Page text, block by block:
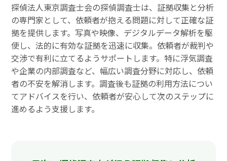
探偵法人東京調査士会の探偵調査士は、証拠収集と分析
の専門家として、依頼者が抱える問題に対して正確な証
拠を提供します。写真や映像、デジタルデータ解析を駆
使し、法的に有効な証拠を迅速に収集。依頼者が裁判や
交渉で有利に立てるようサポートします。特に浮気調査
や企業の内部調査など、幅広い調査分野に対応し、依頼
者の不安を解消します。調査後も証拠の利用方法につい
てアドバイスを行い、依頼者が安心して次のステップに
進めるよう支援します。